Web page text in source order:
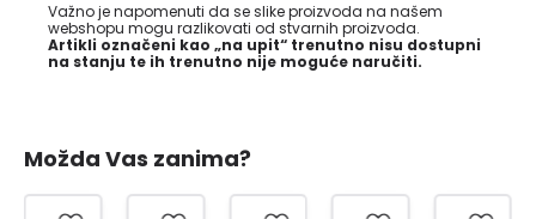
Važno je napomenuti da se slike proizvoda na našem
webshopu mogu razlikovati od stvarnih proizvoda.
Artikli označeni kao „na upit“ trenutno nisu dostupni
na stanju te ih trenutno nije moguće naručiti.
Možda Vas zanima?